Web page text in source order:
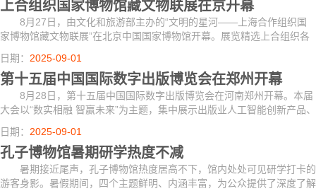
上合组织国家博物馆藏文物联展在京开幕
8月27日，由文化和旅游部主办的“文明的星河——上海合作组织国
家博物馆藏文物联展”在北京中国国家博物馆开幕。展览精选上合组织各
成员国10家文博机构的文物珍品220件（套），反映了上海合作组织成员
国的深厚文...
日期： 2025-09-01
第十五届中国国际数字出版博览会在郑州开幕
8月28日，第十五届中国国际数字出版博览会在河南郑州开幕。本届
大会以“数实相融 智赢未来”为主题，集中展示出版业人工智能创新产品、
融合发展最新成果及数字出版与文旅、教育等场景深度融合的应用。
日期： 2025-09-01
孔子博物馆暑期研学热度不减
暑期接近尾声，孔子博物馆热度居高不下，馆内处处可见研学打卡的
游客身影。暑假期间，四个主题鲜明、内涵丰富，为公众提供了深度了解